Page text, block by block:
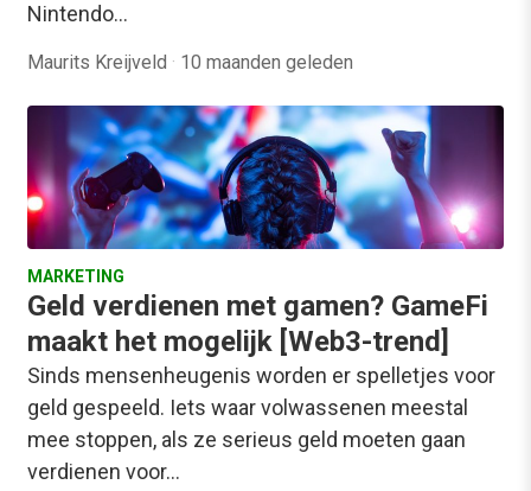
Nintendo…
Maurits Kreijveld · 10 maanden geleden
MARKETING
Geld verdienen met gamen? GameFi
maakt het mogelijk [Web3-trend]
Sinds mensenheugenis worden er spelletjes voor
geld gespeeld. Iets waar volwassenen meestal
mee stoppen, als ze serieus geld moeten gaan
verdienen voor…